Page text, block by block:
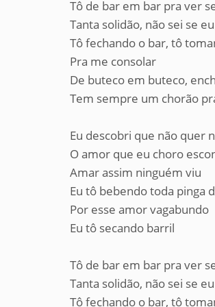
Tô de bar em bar pra ver
Tanta solidão, não sei se
Tô fechando o bar, tô
Pra me consolar
De buteco em buteco,
Tem sempre um chorão
Eu descobri que não quer
O amor que eu choro
Amar assim ninguém viu
Eu tô bebendo toda pinga
Por esse amor vagabundo
Eu tô secando barril
Tô de bar em bar pra ver
Tanta solidão, não sei se
Tô fechando o bar, tô